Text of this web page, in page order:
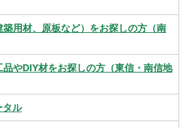
用材、原板など）をお探しの方（南
やDIY材をお探しの方（東信・南信地
タル